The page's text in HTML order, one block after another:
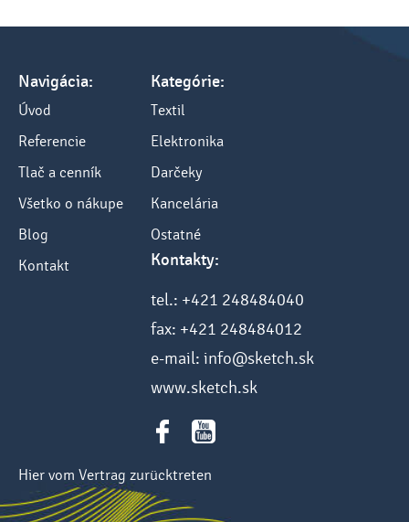
Navigácia:
Úvod
Referencie
Tlač a cenník
Všetko o nákupe
Blog
Kontakt
Kategórie:
Textil
Elektronika
Darčeky
Kancelária
Ostatné
Kontakty:
tel.: +421 248484040
fax: +421 248484012
e-mail: info@sketch.sk
www.sketch.sk
Hier vom Vertrag zurücktreten